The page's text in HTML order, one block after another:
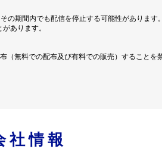
の期間内でも配信を停止する可能性があります。
あります。
無料での配布及び有料での販売）することを
社情報